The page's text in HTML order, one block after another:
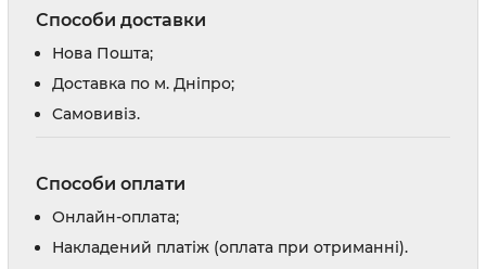
Способи доставки
Нова Пошта;
Доставка по м. Дніпро;
Cамовивіз.
Способи оплати
Онлайн-оплата;
Накладений платіж (оплата при отриманні).